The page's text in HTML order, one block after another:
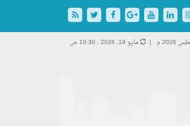
مايو 19, 2026 , 10:30 ص